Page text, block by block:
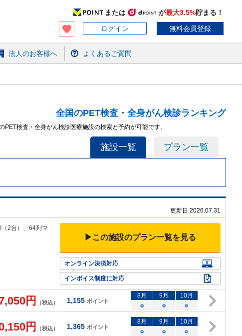
または が最大3.5%貯まる！
ログイン
無料会員登録
法人のお客様へ よくあるご質問
全国のPET検査・全身がん検診ランキング
検査・全身がん検診医療施設の検索と予約が可能です。
施設一覧 プラン一覧
更新日:2026.07.31
（2台）、64列マ
▶この施設のプラン一覧を見る
オンライン決済対応
インボイス制度に対応
円 （税込） 1,155 ポイント
8月 9月 10月
○
○ ○
円 （税込） 1,365 ポイント
8月 9月 10月
○
○ ○